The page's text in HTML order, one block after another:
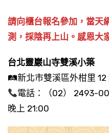
請向櫃台報名參加，當天
測，採陰再上山。感恩大
台北靈巖山寺雙溪小築
🛤新北市雙溪區外柑里 12
電話：（02） 2493-
晚上 21:00